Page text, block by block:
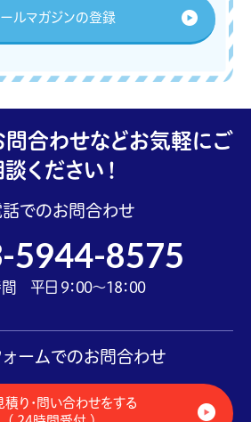
ルマガジンの登録
問合わせなどお気軽にご
ください！
でのお問合わせ
5944-8575
平日 9：00～18：00
ームでのお問合わせ
り・問い合わせをする